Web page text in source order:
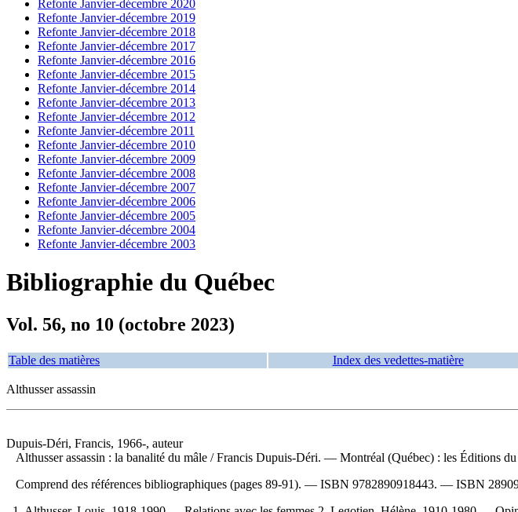
Refonte Janvier-décembre 2020
Refonte Janvier-décembre 2019
Refonte Janvier-décembre 2018
Refonte Janvier-décembre 2017
Refonte Janvier-décembre 2016
Refonte Janvier-décembre 2015
Refonte Janvier-décembre 2014
Refonte Janvier-décembre 2013
Refonte Janvier-décembre 2012
Refonte Janvier-décembre 2011
Refonte Janvier-décembre 2010
Refonte Janvier-décembre 2009
Refonte Janvier-décembre 2008
Refonte Janvier-décembre 2007
Refonte Janvier-décembre 2006
Refonte Janvier-décembre 2005
Refonte Janvier-décembre 2004
Refonte Janvier-décembre 2003
Bibliographie du Québec
Vol. 56, no 10 (octobre 2023)
Table des matières Index des vedettes-matière
Althusser assassin
Dupuis-Déri, Francis, 1966-, auteur
Althusser assassin : la banalité du mâle / Francis Dupuis-Déri. — Montréal (Québec) : les Éditions
Comprend des références bibliographiques (pages 89-91). — ISBN 9782890918443. — ISBN